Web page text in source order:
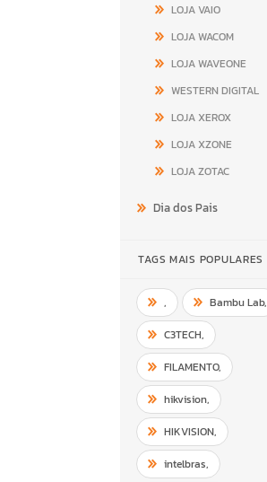
LOJA VAIO
LOJA WACOM
LOJA WAVEONE
WESTERN DIGITAL
LOJA XEROX
LOJA XZONE
LOJA ZOTAC
Dia dos Pais
TAGS MAIS POPULARES
, Bambu Lab,
C3TECH,
FILAMENTO,
hikvision,
HIKVISION,
intelbras,